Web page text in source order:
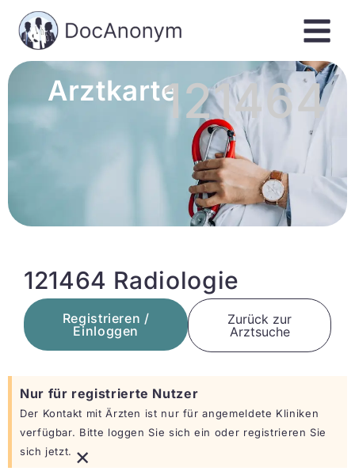
Arztkarte121464
121464 Radiologie
Registrieren /
Einloggen
Zurück zur
Arztsuche
Nur für registrierte Nutzer
Der Kontakt mit Ärzten ist nur für angemeldete Kliniken
verfügbar. Bitte loggen Sie sich ein oder registrieren Sie
sich jetzt. ×